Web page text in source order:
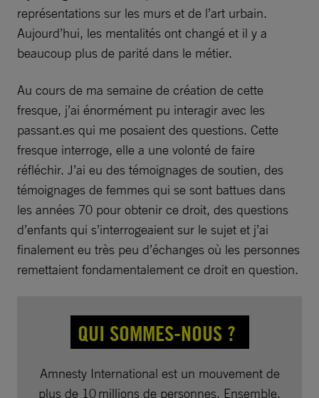
représentations sur les murs et de l’art urbain.
Aujourd’hui, les mentalités ont changé et il y a
beaucoup plus de parité dans le métier.
Au cours de ma semaine de création de cette
fresque, j’ai énormément pu interagir avec les
passant.es qui me posaient des questions. Cette
fresque interroge, elle a une volonté de faire
réfléchir. J’ai eu des témoignages de soutien, des
témoignages de femmes qui se sont battues dans
les années 70 pour obtenir ce droit, des questions
d’enfants qui s’interrogeaient sur le sujet et j’ai
finalement eu très peu d’échanges où les personnes
remettaient fondamentalement ce droit en question.
QUI SOMMES-NOUS ?
Amnesty International est un mouvement de
plus de 10 millions de personnes. Ensemble,